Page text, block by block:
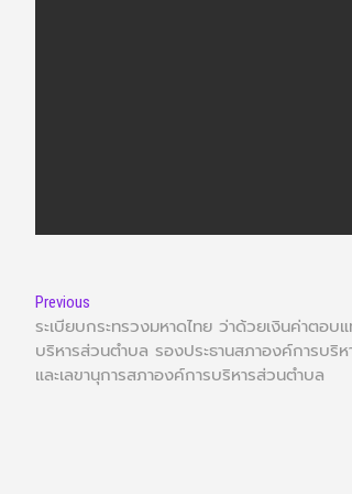
Previous
ระเบียบกระทรวงมหาดไทย ว่าด้วยเงินค่าตอ
บริหารส่วนตำบล รองประธานสภาองค์การบริ
และเลขานุการสภาองค์การบริหารส่วนตำบล